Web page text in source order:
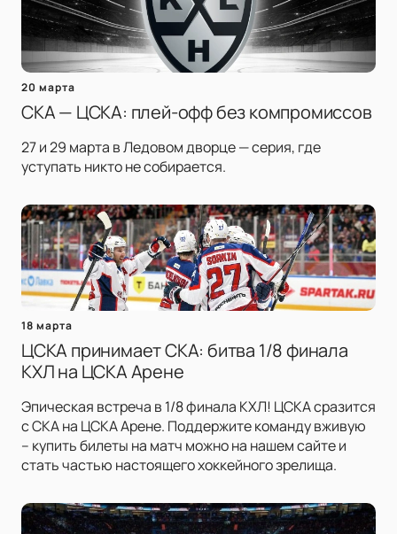
20 марта
СКА — ЦСКА: плей-офф без компромиссов
27 и 29 марта в Ледовом дворце — серия, где
уступать никто не собирается.
18 марта
ЦСКА принимает СКА: битва 1/8 финала
КХЛ на ЦСКА Арене
Эпическая встреча в 1/8 финала КХЛ! ЦСКА сразится
с СКА на ЦСКА Арене. Поддержите команду вживую
– купить билеты на матч можно на нашем сайте и
стать частью настоящего хоккейного зрелища.